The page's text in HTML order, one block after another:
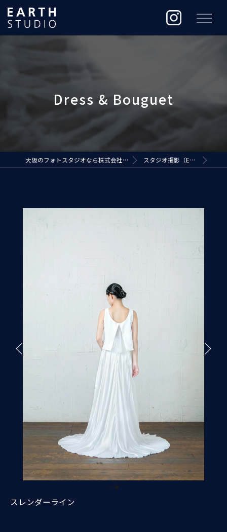
大阪のフォトスタジオなら株式会社ジ・アースプロダクション スタジオ撮影（EARTH STUDIO）
スレンダーライン